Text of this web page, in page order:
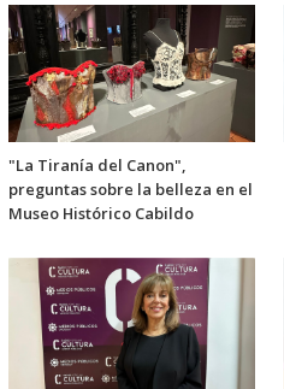
"La Tiranía del Canon",
preguntas sobre la belleza en el
Museo Histórico Cabildo